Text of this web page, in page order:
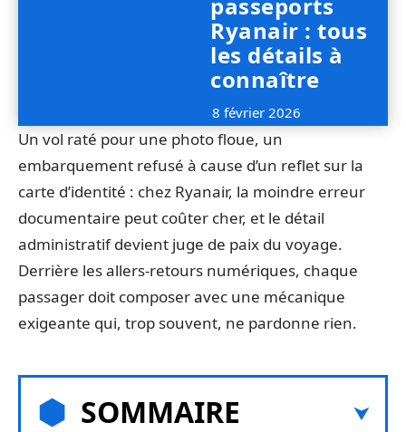
Ryanair : tous
les détails à
connaître
8 février 2026
Un vol raté pour une photo floue, un
embarquement refusé à cause d’un reflet sur la
carte d’identité : chez Ryanair, la moindre erreur
documentaire peut coûter cher, et le détail
administratif devient juge de paix du voyage.
Derrière les allers-retours numériques, chaque
passager doit composer avec une mécanique
exigeante qui, trop souvent, ne pardonne rien.
SOMMAIRE